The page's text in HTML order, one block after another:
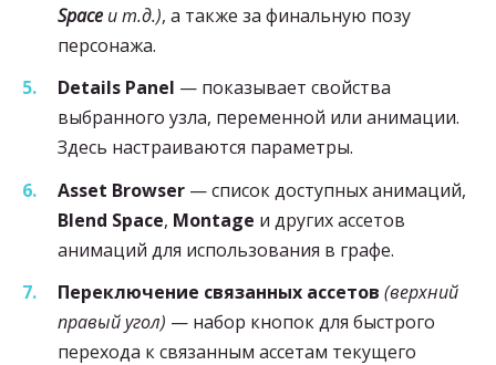
Space и т.д.), а также за финальную позу
персонажа.
Details Panel — показывает свойства
выбранного узла, переменной или анимации.
Здесь настраиваются параметры.
Asset Browser — список доступных анимаций,
Blend Space, Montage и других ассетов
анимаций для использования в графе.
Переключение связанных ассетов (верхний
правый угол) — набор кнопок для быстрого
перехода к связанным ассетам текущего